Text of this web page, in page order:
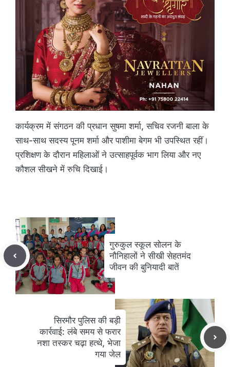
कार्यक्रम में संगठन की प्रधान सुषमा शर्मा, सचिव रजनी बाला के
साथ-साथ सदस्य पूनम शर्मा और पाशीमा बेगम भी उपस्थित रहीं।
प्रशिक्षण के दौरान महिलाओं ने उत्साहपूर्वक भाग लिया और नए
कौशल सीखने में रुचि दिखाई।
गुरुकुल स्कूल सोलन के
नौनिहालों ने सीखी सेहतमंद
जीवन की बुनियादी बातें
सिरमौर पुलिस की बड़ी
कार्रवाई: लंबे समय से फरार
नशा तस्कर चढ़ा हत्थे, भेजा
गया जेल